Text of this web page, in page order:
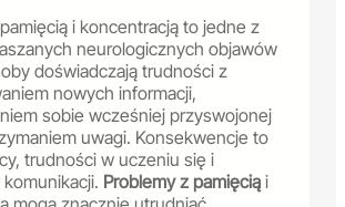
i koncentracją to jedne z
neurologicznych objawów
doświadczają trudności z
nowych informacji,
sobie wcześniej przyswojonej
uwagi. Konsekwencje to
trudności w uczeniu się i
Problemy z pamięcią i